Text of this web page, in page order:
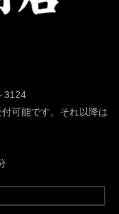
3124
可能です。それ以降は